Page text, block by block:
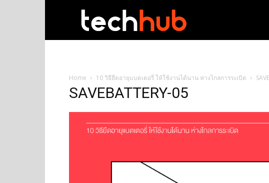
Home 10 วิธียืดอายุแบตเตอรี่ ให้ใช้งานได้นาน ห่างไกลการระเบิด
SAVEBATTERY-05